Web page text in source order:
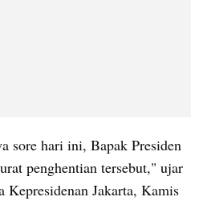
sore hari ini, Bapak Presiden
penghentian tersebut," ujar
Kepresidenan Jakarta, Kamis